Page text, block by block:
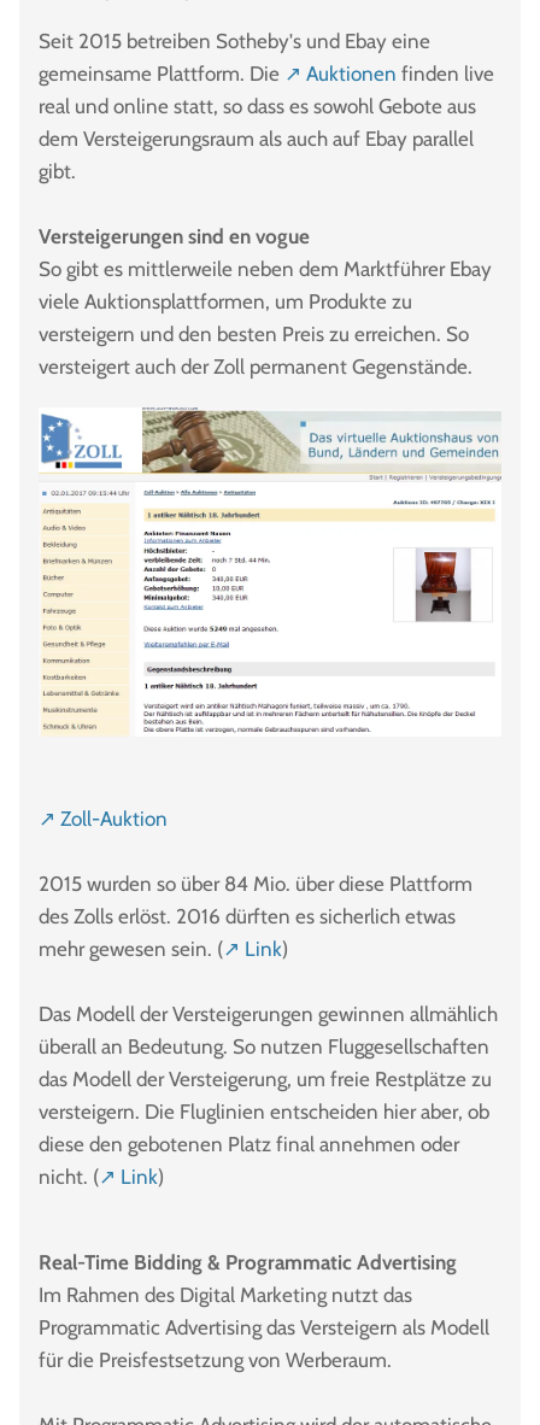
Seit 2015 betreiben Sotheby's und Ebay eine
gemeinsame Plattform. Die ↗ Auktionen finden live
real und online statt, so dass es sowohl Gebote aus
dem Versteigerungsraum als auch auf Ebay parallel
gibt.
Versteigerungen sind en vogue
So gibt es mittlerweile neben dem Marktführer Ebay
viele Auktionsplattformen, um Produkte zu
versteigern und den besten Preis zu erreichen. So
versteigert auch der Zoll permanent Gegenstände.
↗ Zoll-Auktion
2015 wurden so über 84 Mio. über diese Plattform
des Zolls erlöst. 2016 dürften es sicherlich etwas
mehr gewesen sein. (↗ Link)
Das Modell der Versteigerungen gewinnen allmählich
überall an Bedeutung. So nutzen Fluggesellschaften
das Modell der Versteigerung, um freie Restplätze zu
versteigern. Die Fluglinien entscheiden hier aber, ob
diese den gebotenen Platz final annehmen oder
nicht. (↗ Link)
Real-Time Bidding & Programmatic Advertising
Im Rahmen des Digital Marketing nutzt das
Programmatic Advertising das Versteigern als Modell
für die Preisfestsetzung von Werberaum.